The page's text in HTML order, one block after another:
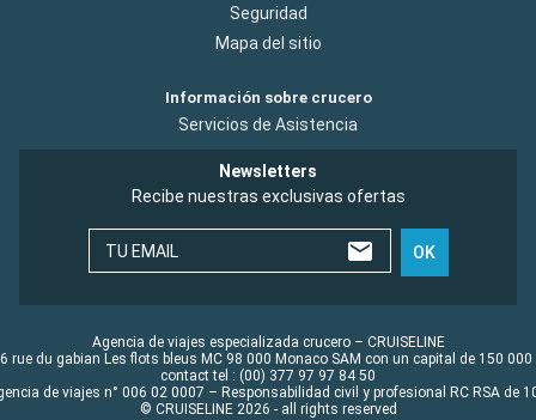
Seguridad
Mapa del sitio
Información sobre crucero
Servicios de Asistencia
Newsletters
Recibe nuestras exclusivas ofertas
TU EMAIL OK
Agencia de viajes especializada crucero – CRUISELINE
rue du gabian Les flots bleus MC 98 000 Monaco SAM con un capital de 150 000
contact tel : (00) 377 97 97 84 50
de viajes n° 006 02 0007 – Responsabilidad civil y profesional RC RSA de
© CRUISELINE 2026 - all rights reserved